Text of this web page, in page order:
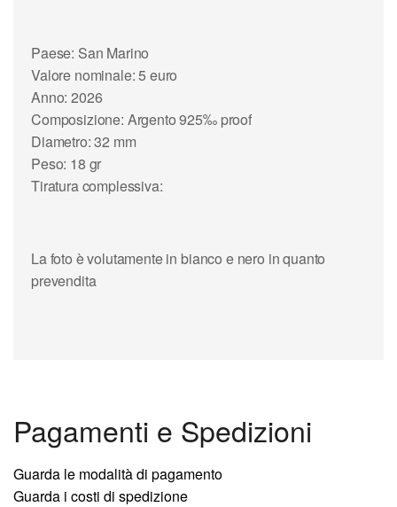
Paese: San Marino
Valore nominale: 5 euro
Anno: 2026
Composizione: Argento 925‰ proof
Diametro: 32 mm
Peso: 18 gr
Tiratura complessiva:
La foto è volutamente in bianco e nero in quanto
prevendita
Pagamenti e Spedizioni
Guarda le modalità di pagamento
Guarda i costi di spedizione